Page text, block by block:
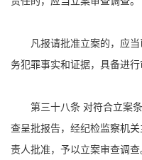
凡报请批准立案的，应
务犯罪事实和证据，具备进行
第三十八条 对符合立案
查呈批报告，经纪检监察机
责人批准，予以立案审查调查